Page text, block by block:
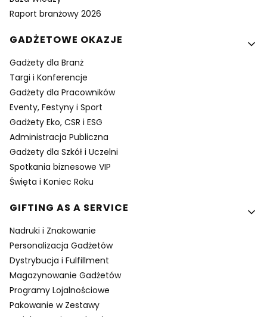
Raport branżowy 2026
GADŻETOWE OKAZJE
Gadżety dla Branż
Targi i Konferencje
Gadżety dla Pracowników
Eventy, Festyny i Sport
Gadżety Eko, CSR i ESG
Administracja Publiczna
Gadżety dla Szkół i Uczelni
Spotkania biznesowe VIP
Święta i Koniec Roku
GIFTING AS A SERVICE
Nadruki i Znakowanie
Personalizacja Gadżetów
Dystrybucja i Fulfillment
Magazynowanie Gadżetów
Programy Lojalnościowe
Pakowanie w Zestawy